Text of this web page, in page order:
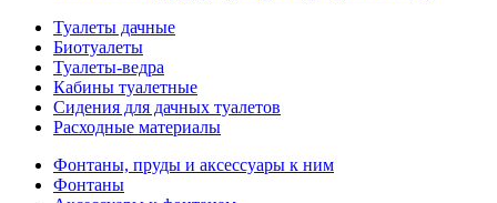
Туалеты дачные
Биотуалеты
Туалеты-ведра
Кабины туалетные
Сидения для дачных туалетов
Расходные материалы
Фонтаны, пруды и аксессуары к ним
Фонтаны